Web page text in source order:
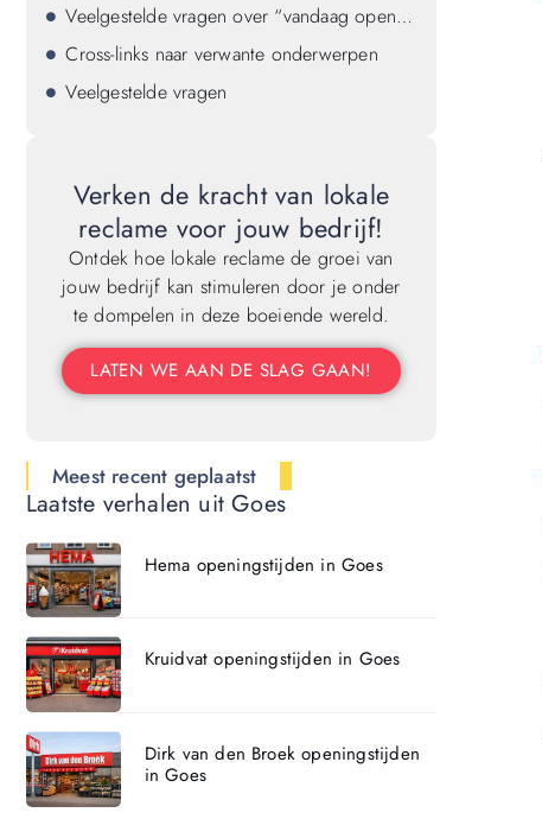
Veelgestelde vragen over “vandaag open” in Goes (FAQ)
Cross-links naar verwante onderwerpen
Veelgestelde vragen
Verken de kracht van lokale
reclame voor jouw bedrijf!
Ontdek hoe lokale reclame de groei van
jouw bedrijf kan stimuleren door je onder
te dompelen in deze boeiende wereld.
LATEN WE AAN DE SLAG GAAN!
Meest recent geplaatst
Laatste verhalen uit Goes
Hema openingstijden in Goes
Kruidvat openingstijden in Goes
Dirk van den Broek openingstijden
in Goes